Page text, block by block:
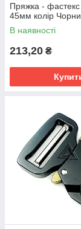
Пряжка -
45мм колір
В наявності
213,20 ₴